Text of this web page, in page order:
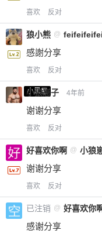
喜欢 反对
狼小熊 @
感謝分享
喜欢 反对
小黑屋
小狼崽子 4年前
谢谢分享
喜欢 反对
好喜欢你啊 @ 小狼
谢谢分享
喜欢 反对
已注销 @ 好喜欢你
感谢分享